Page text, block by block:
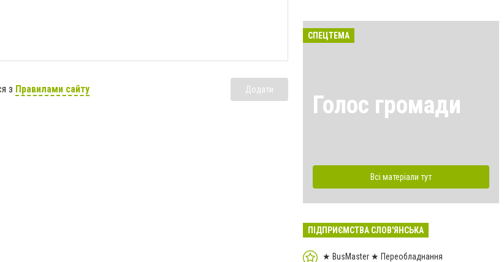
з Правилами сайту Додати
СПЕЦТЕМА
Голос громади
Всі матеріали тут
ПІДПРИЄМСТВА СЛОВ'ЯНСЬКА
★ BusMaster ★ Переобладнання